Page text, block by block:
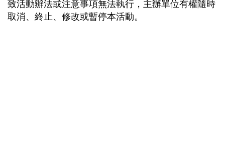
致活動辦法或注意事項無法執行，主辦單位有權隨時
取消、終止、修改或暫停本活動。